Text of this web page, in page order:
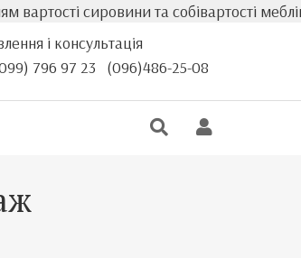
та собівартості меблів,
і консультація
796 97 23 (096)486-25-08